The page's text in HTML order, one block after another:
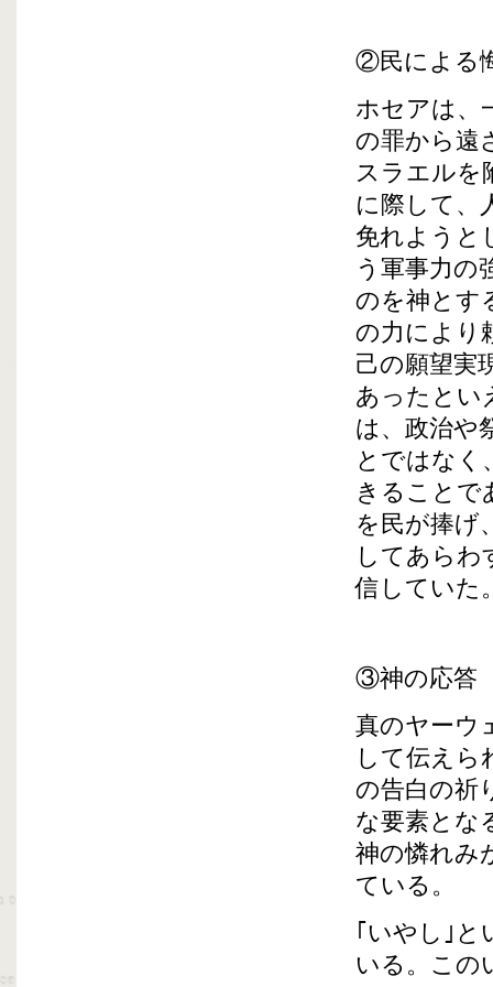
②民による
ホセアは、
の罪から遠
スラエルを
に際して、
免れようと
う軍事力の
のを神とす
の力により
己の願望実
あったとい
は、政治や
とではなく
きることで
を民が捧げ
してあらわ
信していた
③神の応答
真のヤーウ
して伝えら
の告白の祈
な要素とな
神の憐れみ
ている。
｢いやし｣と
いる。この